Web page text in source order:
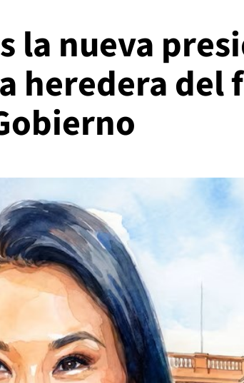
la nueva
heredera